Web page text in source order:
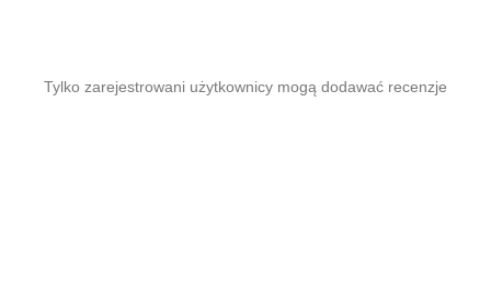
Tylko zarejestrowani użytkownicy mogą dodawać recenzje